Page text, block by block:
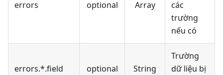
errors optional Array
các
trường
nếu có
errors.*.field optional String
Trường
dữ liệu bị